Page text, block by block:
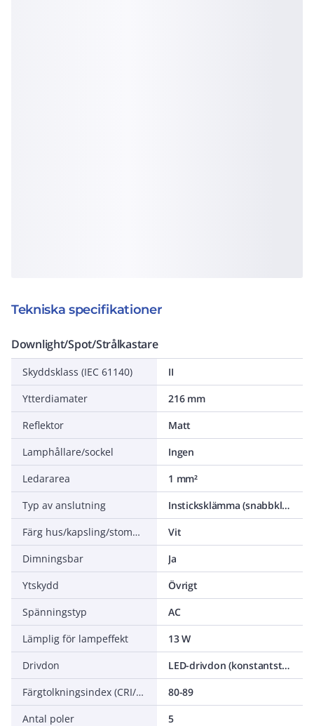
Tekniska specifikationer
Downlight/Spot/Strålkastare
Skyddsklass (IEC 61140)
II
Ytterdiamater
216 mm
Reflektor
Matt
Lamphållare/sockel
Ingen
Ledararea
1 mm²
Typ av anslutning
Insticksklämma (snabbklämma)
Färg hus/kapsling/stomme
Vit
Dimningsbar
Ja
Ytskydd
Övrigt
Spänningstyp
AC
Lämplig för lampeffekt
13 W
Drivdon
LED-drivdon (konstantström)
Färgtolkningsindex (CRI/Ra)
80-89
Antal poler
5